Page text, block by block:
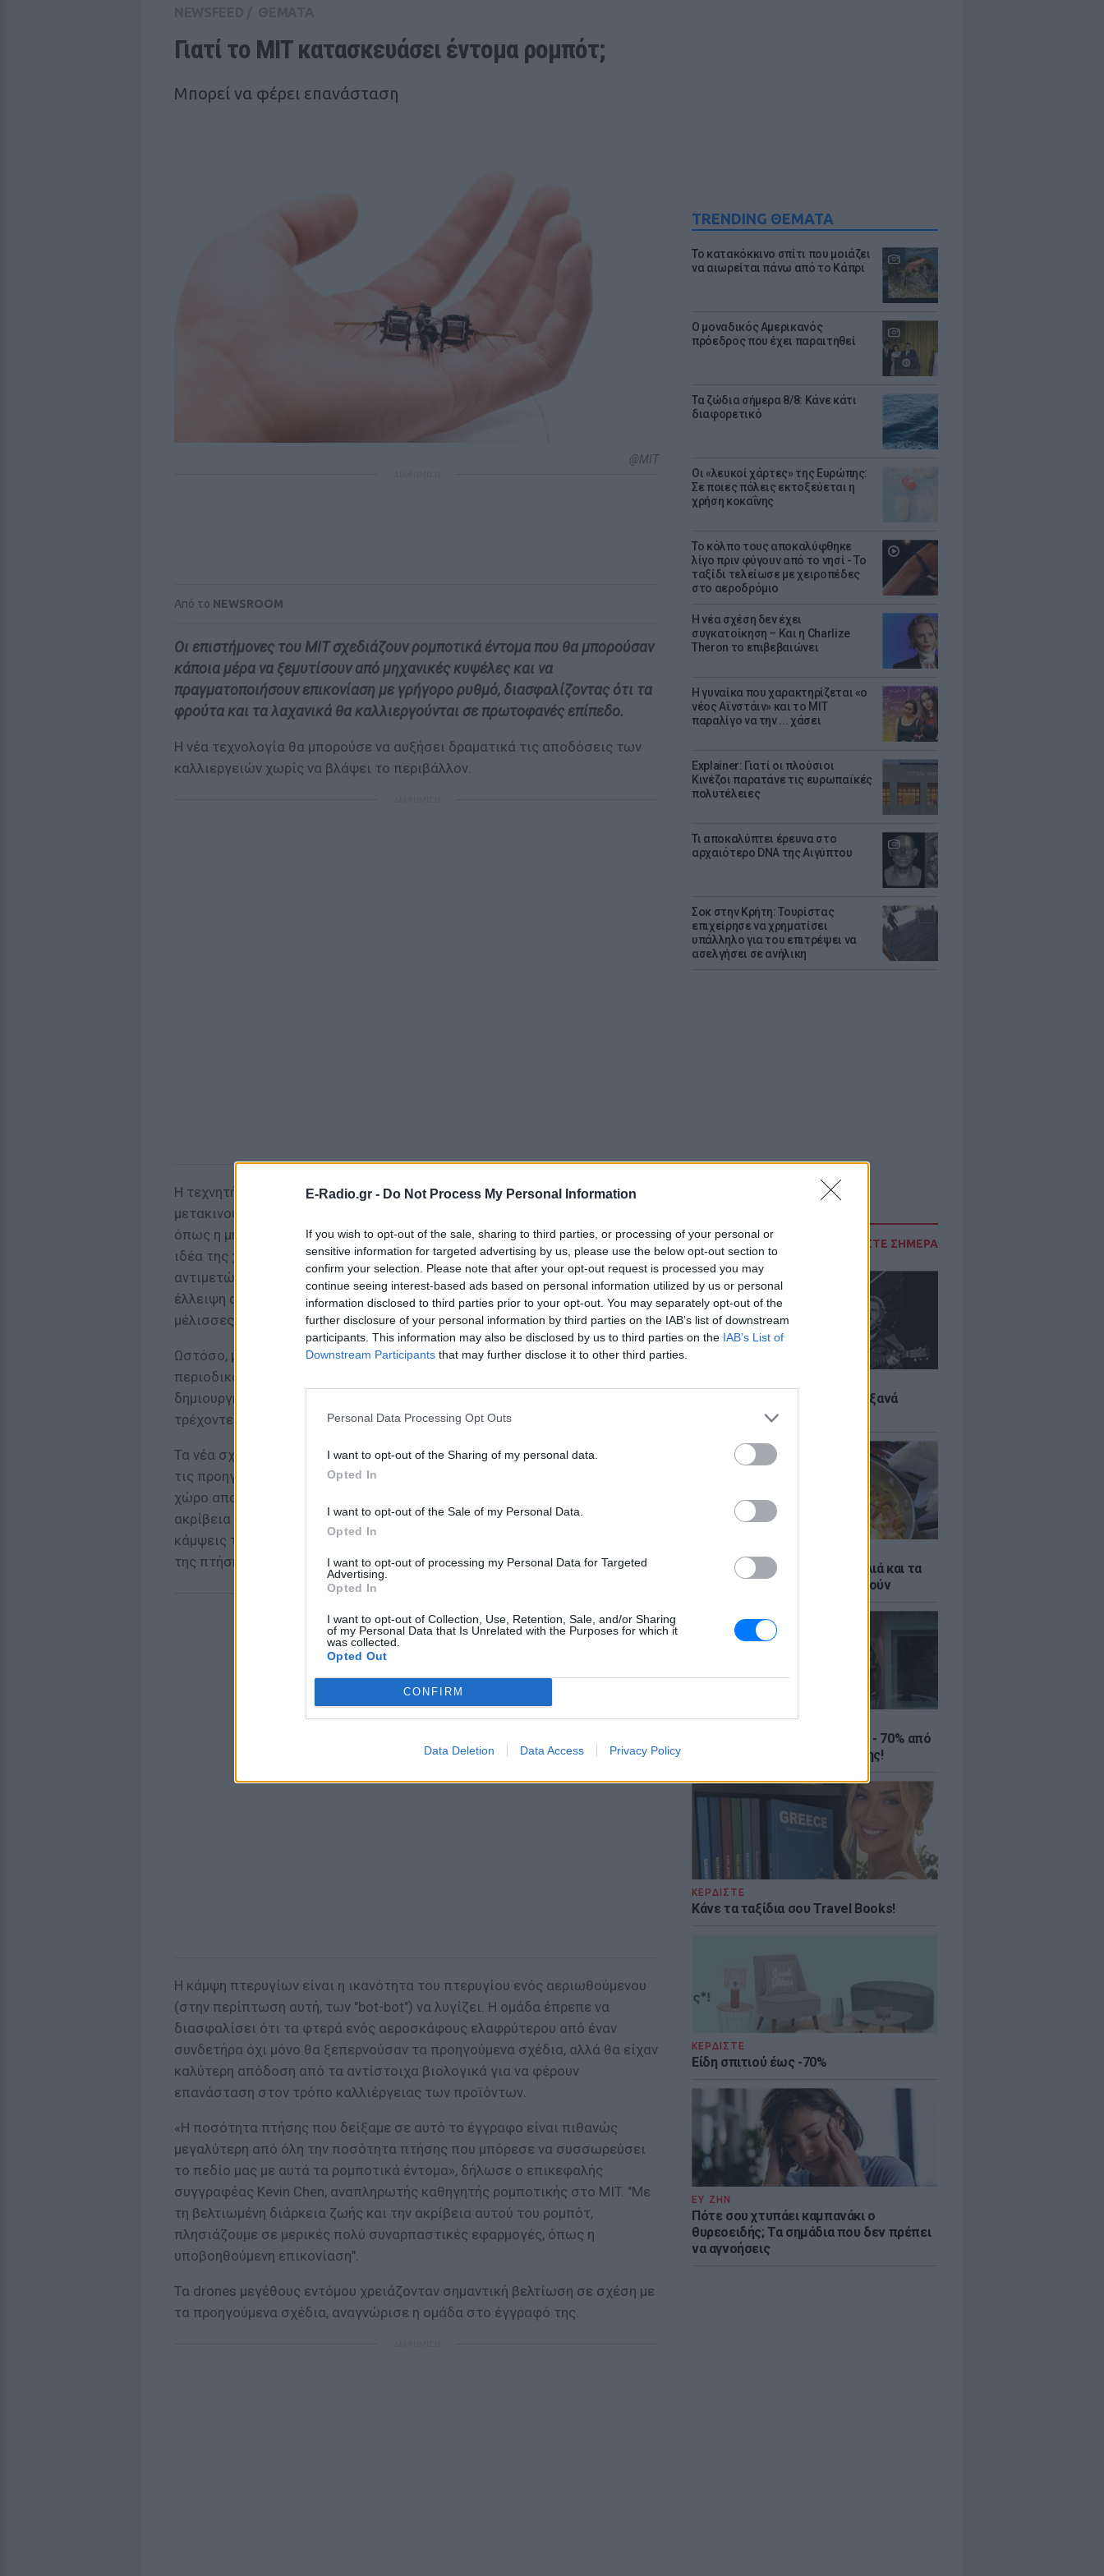
E-Radio.gr - Do Not Process My Personal Information
If you wish to opt-out of the sale, sharing to third parties, or processing of your personal or
sensitive information for targeted advertising by us, please use the below opt-out section to
confirm your selection. Please note that after your opt-out request is processed you may
continue seeing interest-based ads based on personal information utilized by us or personal
information disclosed to third parties prior to your opt-out. You may separately opt-out of the
further disclosure of your personal information by third parties on the IAB’s list of downstream
participants. This information may also be disclosed by us to third parties on the IAB’s List of
Downstream Participants that may further disclose it to other third parties.
Personal Data Processing Opt Outs
I want to opt-out of the Sharing of my personal data.
Opted In
I want to opt-out of the Sale of my Personal Data.
Opted In
I want to opt-out of processing my Personal Data for Targeted
Advertising.
Opted In
I want to opt-out of Collection, Use, Retention, Sale, and/or Sharing
of my Personal Data that Is Unrelated with the Purposes for which it
was collected.
Opted Out
CONFIRM
Data Deletion Data Access Privacy Policy
TRENDING ΘΕΜΑΤΑ
Το κατακόκκινο σπίτι που μοιάζει
να αιωρείται πάνω από το Κάπρι
Ο μοναδικός Αμερικανός
πρόεδρος που έχει παραιτηθεί
Τα ζώδια σήμερα 8/8: Κάνε κάτι
διαφορετικό
Οι «λευκοί χάρτες» της Ευρώπης:
Σε ποιες πόλεις εκτοξεύεται η
χρήση κοκαΐνης
Το κόλπο τους αποκαλύφθηκε
λίγο πριν φύγουν από το νησί - Το
ταξίδι τελείωσε με χειροπέδες
στο αεροδρόμιο
Η νέα σχέση δεν έχει
συγκατοίκηση – Και η Charlize
Theron το επιβεβαιώνει
Η γυναίκα που χαρακτηρίζεται «ο
νέος Αϊνστάιν» και το MIT
παραλίγο να την ... χάσει
Explainer: Γιατί οι πλούσιοι
Κινέζοι παρατάνε τις ευρωπαϊκές
πολυτέλειες
Τι αποκαλύπτει έρευνα στο
αρχαιότερο DNA της Αιγύπτου
Σοκ στην Κρήτη: Τουρίστας
επιχείρησε να χρηματίσει
υπάλληλο για του επιτρέψει να
ασελγήσει σε ανήλικη
ΔΙΑΒΑΣΤΕ ΣΗΜΕΡΑ
5 one-hit wonders που έγιναν ξανά
διάσημοι από… ατύχημα
Ελληνικό γιαούρτι: Μία κουταλιά και τα
scrambled eggs θα απογειωθούν
ΚΕΡΔΙΣΤΕ
Καλοκαιρινές εκπτώσεις έως - 70% από
τα μεγαλύτερα eshops ένδυσης!
ΚΕΡΔΙΣΤΕ
Κάνε τα ταξίδια σου Travel Books!
ΚΕΡΔΙΣΤΕ
Είδη σπιτιού έως -70%
ΕΥ ΖΗΝ
Πότε σου χτυπάει καμπανάκι ο
θυρεοειδής; Τα σημάδια που δεν πρέπει
να αγνοήσεις
Γιατί το MIT κατασκευάσει έντομα ρομπότ;
Μπορεί να φέρει επανάσταση
@ΜΙΤ
Από το NEWSROOM
Οι επιστήμονες του MIT σχεδιάζουν ρομποτικά έντομα που θα μπορούσαν
κάποια μέρα να ξεμυτίσουν από μηχανικές κυψέλες και να
πραγματοποιήσουν επικονίαση με γρήγορο ρυθμό, διασφαλίζοντας ότι τα
φρούτα και τα λαχανικά θα καλλιεργούνται σε πρωτοφανές επίπεδο.
Η νέα τεχνολογία θα μπορούσε να αυξήσει δραματικά τις αποδόσεις των
καλλιεργειών χωρίς να βλάψει το περιβάλλον.
Η τεχνητή επικονίαση είναι μια διαδικασία μέσω της οποίας οι άνθρωποι
μετακινούν με το χέρι τη γύρη από το ένα λουλούδι στο άλλο, με προόδους
όπως η μηχανική επικονίαση μεταξύ των τεχνικών που αναπτύσσονται. Η
ιδέα της χρήσης εντόμων ρομπότ δεν είναι νέα, αλλά ένα πρόβλημα που
αντιμετώπισαν οι προηγούμενες γενιές ρομπότ σε μέγεθος bug ήταν η
έλλειψη αντοχής, ταχύτητας και εναέριας ευελιξίας σε σύγκριση με τις
μέλισσες και άλλα πραγματικά έντομα.
Ωστόσο, μια νέα εργασία που δημοσιεύτηκε στις 15 Ιανουαρίου στο
περιοδικό Science Robotics, αποκάλυψε ότι θα μπορούσαν να
δημιουργήσουν ένα σχέδιο με χαρακτηριστικά που ανταποκρίνονται στους
τρέχοντες περιορισμούς στη μηχανική επικονίαση.
Τα νέα σχέδια ρομποτ μπορούν να πετάξουν 100 φορές περισσότερο από
τις προηγούμενες εκδόσεις, ενώ είναι ελαφρύτερα και διαθέτουν αρκετό
χώρο αποθήκευσης για μπαταρίες, είπαν οι επιστήμονες. Πρόσθεσαν ότι η
ακρίβεια και η ευελιξία των ρομπότ έχουν βελτιωθεί ενώ το άγχος στις
κάμψεις των φτερών τους που συνήθως παρουσιάζονται κατά τη διάρκεια
της πτήσης έχει μειωθεί.
Η κάμψη πτερυγίων είναι η ικανότητα του πτερυγίου ενός αεριωθούμενου
(στην περίπτωση αυτή, των "bot-bot") να λυγίζει. Η ομάδα έπρεπε να
διασφαλίσει ότι τα φτερά ενός αεροσκάφους ελαφρύτερου από έναν
συνδετήρα όχι μόνο θα ξεπερνούσαν τα προηγούμενα σχέδια, αλλά θα είχαν
καλύτερη απόδοση από τα αντίστοιχα βιολογικά για να φέρουν
επανάσταση στον τρόπο καλλιέργειας των προϊόντων.
«Η ποσότητα πτήσης που δείξαμε σε αυτό το έγγραφο είναι πιθανώς
μεγαλύτερη από όλη την ποσότητα πτήσης που μπόρεσε να συσσωρεύσει
το πεδίο μας με αυτά τα ρομποτικά έντομα», δήλωσε ο επικεφαλής
συγγραφέας Kevin Chen, αναπληρωτής καθηγητής ρομποτικής στο MIT. "Με
τη βελτιωμένη διάρκεια ζωής και την ακρίβεια αυτού του ρομπότ,
πλησιάζουμε σε μερικές πολύ συναρπαστικές εφαρμογές, όπως η
υποβοηθούμενη επικονίαση".
Τα drones μεγέθους εντόμου χρειάζονταν σημαντική βελτίωση σε σχέση με
τα προηγούμενα σχέδια, αναγνώρισε η ομάδα στο έγγραφό της.